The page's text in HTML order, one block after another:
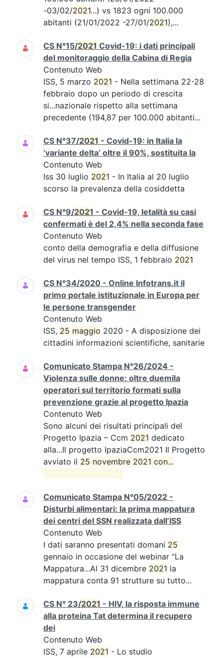
-03/02/2021...) vs 1823 ogni 100.000
abitanti (21/01/2022 -27/01/2021),...
CS N°15/2021 Covid-19: i dati principali
del monitoraggio della Cabina di Regia
Contenuto Web
ISS, 5 marzo 2021 - Nella settimana 22-28
febbraio dopo un periodo di crescita
si...nazionale rispetto alla settimana
precedente (194,87 per 100.000 abitanti...
CS N°37/2021 - Covid-19: in Italia la
‘variante delta’ oltre il 90%, sostituita la
Contenuto Web
Iss 30 luglio 2021 - In Italia al 20 luglio
scorso la prevalenza della cosiddetta
CS N°9/2021 - Covid-19, letalità su casi
confermati è del 2,4% nella seconda fase
Contenuto Web
conto della demografia e della diffusione
del virus nel tempo ISS, 1 febbraio 2021
CS N°34/2020 - Online Infotrans.it il
primo portale istituzionale in Europa per
le persone transgender
Contenuto Web
ISS, 25 maggio 2020 - A disposizione dei
cittadini informazioni scientifiche, sanitarie
Comunicato Stampa N°26/2024 -
Violenza sulle donne: oltre duemila
operatori sul territorio formati sulla
prevenzione grazie al progetto Ipazia
Contenuto Web
Sono alcuni dei risultati principali del
Progetto Ipazia – Ccm 2021 dedicato
alla...Il progetto IpaziaCcm2021 Il Progetto
avviato il 25 novembre 2021 con...
Comunicato Stampa N°05/2022 -
Disturbi alimentari: la prima mappatura
dei centri del SSN realizzata dall’ISS
Contenuto Web
I dati saranno presentati domani 25
gennaio in occasione del webinar “La
Mappatura...Al 31 dicembre 2021 la
mappatura conta 91 strutture su tutto...
CS N° 23/2021 - HIV, la risposta immune
alla proteina Tat determina il recupero
dei
Contenuto Web
ISS, 7 aprile 2021 - Lo studio